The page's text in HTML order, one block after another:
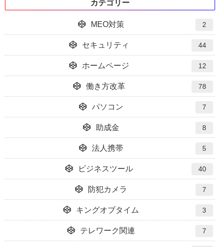
カテゴリー
MEO対策 2
セキュリティ 44
ホームページ 12
働き方改革 78
パソコン 7
助成金 8
法人携帯 5
ビジネスツール 40
防犯カメラ 7
キングオブタイム 3
テレワーク関連 7